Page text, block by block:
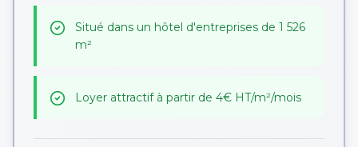
Situé dans un hôtel d'entreprises de 1 526
m²
Loyer attractif à partir de 4€ HT/m²/mois